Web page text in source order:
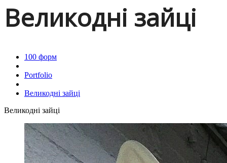
Великодні зайці
100 форм
Portfolio
Великодні зайці
Великодні зайці